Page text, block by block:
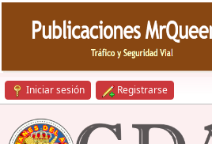
Iniciar sesión Registrarse